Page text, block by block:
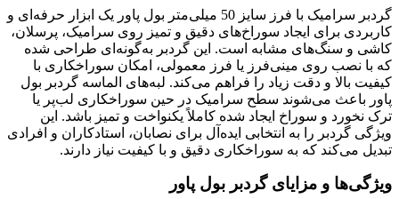
گردبر سرامیک با فرز سایز 50 میلی‌متر بول پاور یک ابزار حرفه‌ای و
کاربردی برای ایجاد سوراخ‌های دقیق و تمیز روی سرامیک، پرسلان،
کاشی و سنگ‌های مشابه است. این گردبر به‌گونه‌ای طراحی شده
که با نصب روی مینی‌فرز یا فرز معمولی، امکان سوراخکاری با
کیفیت بالا و دقت زیاد را فراهم می‌کند. لبه‌های الماسه گردبر بول
پاور باعث می‌شوند سطح سرامیک در حین سوراخکاری لب‌پر یا
ترک نخورد و سوراخ ایجاد شده کاملاً یکنواخت و تمیز باشد. این
ویژگی گردبر را به انتخابی ایده‌آل برای نصابان، استادکاران و افرادی
تبدیل می‌کند که به سوراخکاری دقیق و با کیفیت نیاز دارند.
ویژگی‌ها و مزایای گردبر بول پاور